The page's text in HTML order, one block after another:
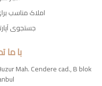
املاک مناسب
جستجوی
با ما
Mah. Cendere cad., B blok